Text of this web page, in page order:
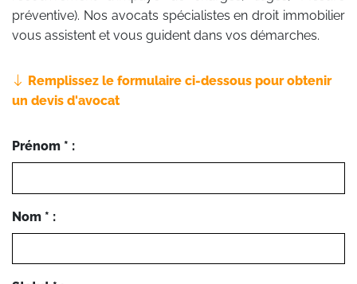
préventive). Nos avocats spécialistes en droit immobilier
vous assistent et vous guident dans vos démarches.
Remplissez le formulaire ci-dessous pour obtenir
un devis d'avocat
Prénom * :
Nom * :